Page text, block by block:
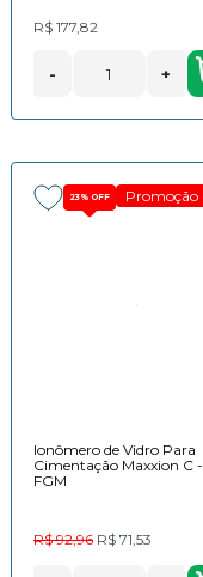
R$ 177,82
- +
23% OFF Promoção
Ionômero de Vidro Para
Cimentação Maxxion C -
FGM
R$ 92,96 R$ 71,53